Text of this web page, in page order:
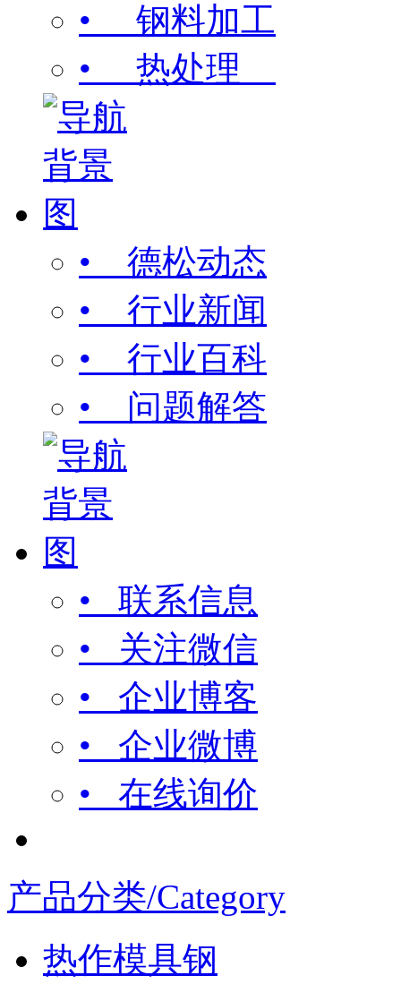
• 钢料加工
• 热处理
• 德松动态
• 行业新闻
• 行业百科
• 问题解答
• 联系信息
• 关注微信
• 企业博客
• 企业微博
• 在线询价
产品分类/Category
热作模具钢